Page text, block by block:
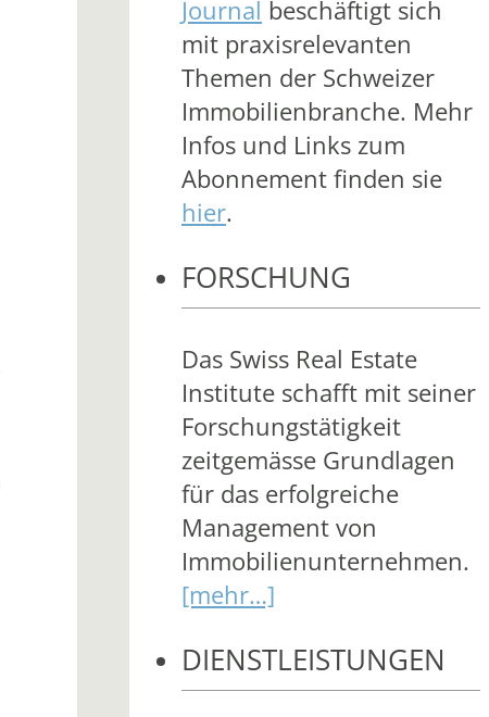
Journal beschäftigt sich
mit praxisrelevanten
Themen der Schweizer
Immobilienbranche. Mehr
Infos und Links zum
Abonnement finden sie
hier.
FORSCHUNG
Das Swiss Real Estate
Institute schafft mit seiner
Forschungstätigkeit
zeitgemässe Grundlagen
für das erfolgreiche
Management von
Immobilienunternehmen.
[mehr…]
DIENSTLEISTUNGEN